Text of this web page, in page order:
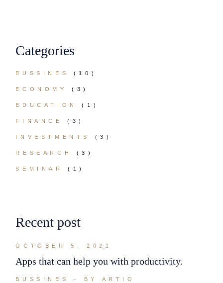
Categories
BUSSINES (10)
ECONOMY (3)
EDUCATION (1)
FINANCE (3)
INVESTMENTS (3)
RESEARCH (3)
SEMINAR (1)
Recent post
OCTOBER 5, 2021
Apps that can help you with productivity.
BUSSINES BY ARTIO